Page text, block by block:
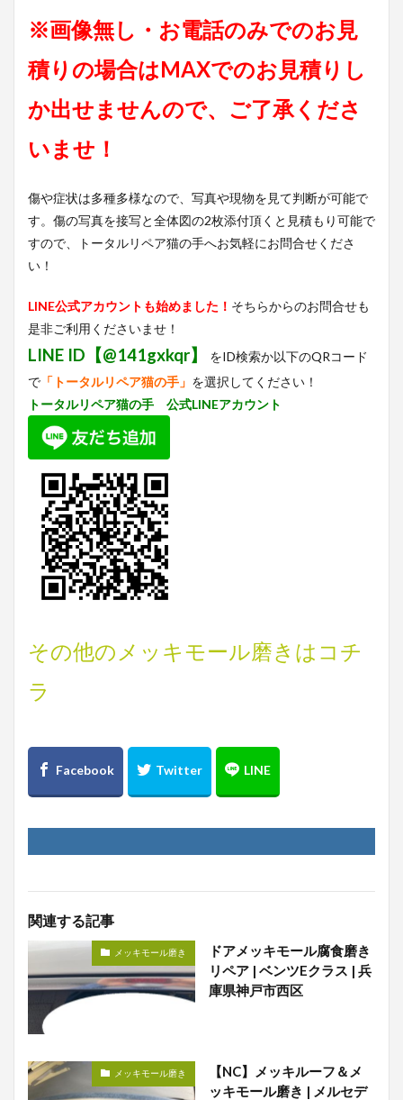
※画像無し・お電話のみでのお見
積りの場合はMAXでのお見積りし
か出せませんので、ご了承くださ
いませ！
傷や症状は多種多様なので、写真や現物を見て判断が可能で
す。傷の写真を接写と全体図の2枚添付頂くと見積もり可能で
すので、トータルリペア猫の手へお気軽にお問合せくださ
い！
LINE公式アカウントも始めました！ そちらからのお問合せも
是非ご利用くださいませ！
LINE ID【@141gxkqr】
をID検索か以下のQRコード
で 「トータルリペア猫の手」 を選択してください！
トータルリペア猫の手 公式LINEアカウント
その他のメッキモール磨きはコチ
ラ
関連する記事
メッキモール磨き
ドアメッキモール腐食磨き
リペア | ベンツEクラス | 兵
庫県神戸市西区
メッキモール磨き
【NC】メッキルーフ＆メ
ッキモール磨き | メルセデ